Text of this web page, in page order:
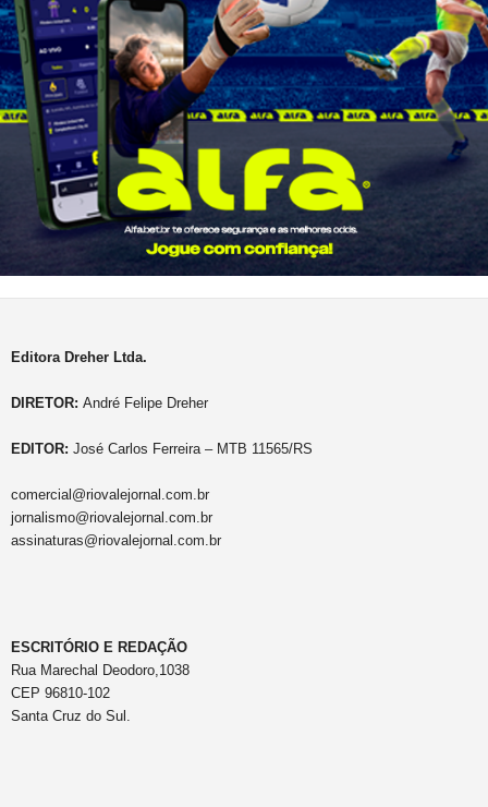
Editora Dreher Ltda.
DIRETOR: André Felipe Dreher
EDITOR: José Carlos Ferreira – MTB 11565/RS
comercial@riovalejornal.com.br
jornalismo@riovalejornal.com.br
assinaturas@riovalejornal.com.br
ESCRITÓRIO E REDAÇÃO
Rua Marechal Deodoro,1038
CEP 96810-102
Santa Cruz do Sul.